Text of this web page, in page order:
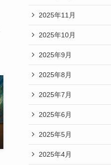
2025年11月
2025年10月
2025年9月
2025年8月
2025年7月
2025年6月
2025年5月
2025年4月